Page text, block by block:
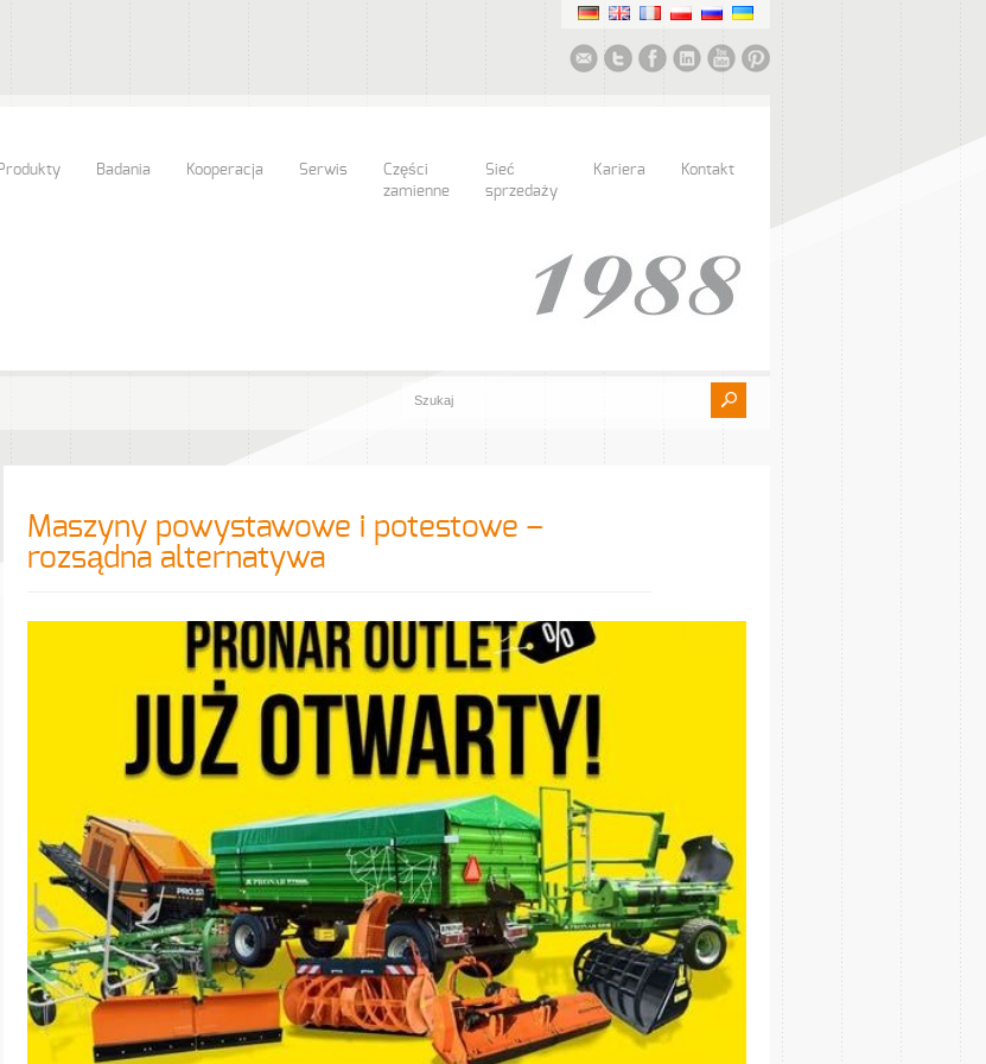
Badania Kooperacja Serwis
Części
zamienne
Sieć
sprzedaży
Kariera Kontakt
Maszyny powystawowe i potestowe –
rozsądna alternatywa